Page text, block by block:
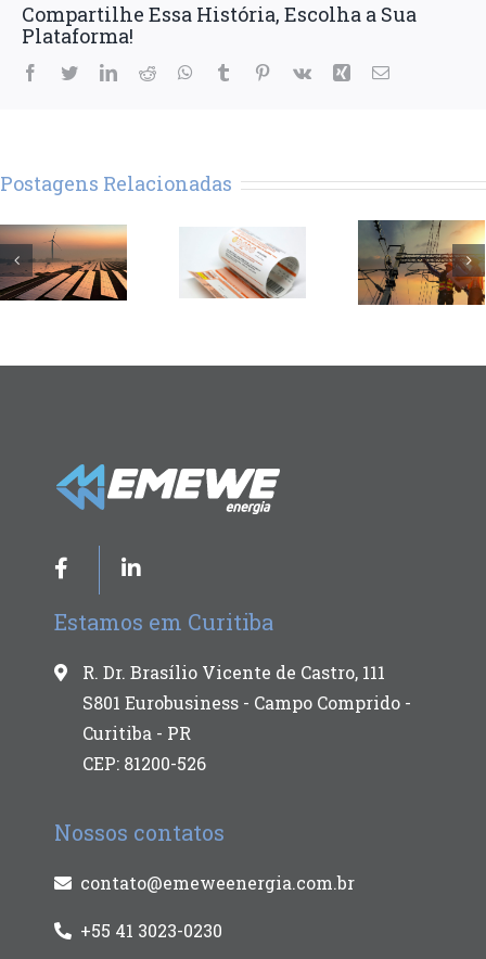
Compartilhe Essa História, Escolha a Sua
Plataforma!
Facebook
TwitterLinkedIn
Reddit WhatsApp
Tumblr Pinterest
Vk Xing E-
Postagens Relacionadas
Estamos em Curitiba
R. Dr. Brasílio Vicente de Castro, 111
S801 Eurobusiness - Campo Comprido -
Curitiba - PR
CEP: 81200-526
Nossos contatos
contato@emeweenergia.com.br
+55 41 3023-0230